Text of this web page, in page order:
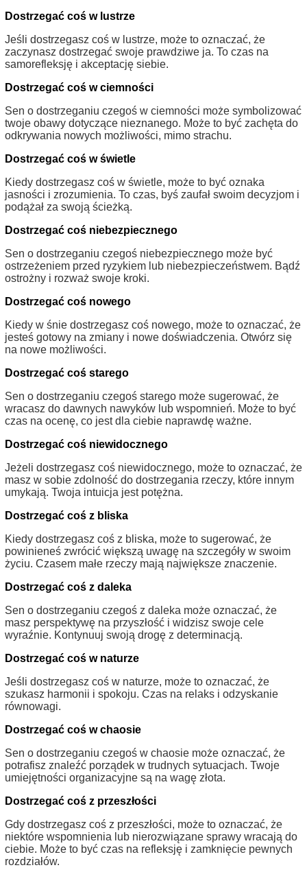
Dostrzegać coś w lustrze
Jeśli dostrzegasz coś w lustrze, może to oznaczać, że
zaczynasz dostrzegać swoje prawdziwe ja. To czas na
samorefleksję i akceptację siebie.
Dostrzegać coś w ciemności
Sen o dostrzeganiu czegoś w ciemności może symbolizować
twoje obawy dotyczące nieznanego. Może to być zachęta do
odkrywania nowych możliwości, mimo strachu.
Dostrzegać coś w świetle
Kiedy dostrzegasz coś w świetle, może to być oznaka
jasności i zrozumienia. To czas, byś zaufał swoim decyzjom i
podążał za swoją ścieżką.
Dostrzegać coś niebezpiecznego
Sen o dostrzeganiu czegoś niebezpiecznego może być
ostrzeżeniem przed ryzykiem lub niebezpieczeństwem. Bądź
ostrożny i rozważ swoje kroki.
Dostrzegać coś nowego
Kiedy w śnie dostrzegasz coś nowego, może to oznaczać, że
jesteś gotowy na zmiany i nowe doświadczenia. Otwórz się
na nowe możliwości.
Dostrzegać coś starego
Sen o dostrzeganiu czegoś starego może sugerować, że
wracasz do dawnych nawyków lub wspomnień. Może to być
czas na ocenę, co jest dla ciebie naprawdę ważne.
Dostrzegać coś niewidocznego
Jeżeli dostrzegasz coś niewidocznego, może to oznaczać, że
masz w sobie zdolność do dostrzegania rzeczy, które innym
umykają. Twoja intuicja jest potężna.
Dostrzegać coś z bliska
Kiedy dostrzegasz coś z bliska, może to sugerować, że
powinieneś zwrócić większą uwagę na szczegóły w swoim
życiu. Czasem małe rzeczy mają największe znaczenie.
Dostrzegać coś z daleka
Sen o dostrzeganiu czegoś z daleka może oznaczać, że
masz perspektywę na przyszłość i widzisz swoje cele
wyraźnie. Kontynuuj swoją drogę z determinacją.
Dostrzegać coś w naturze
Jeśli dostrzegasz coś w naturze, może to oznaczać, że
szukasz harmonii i spokoju. Czas na relaks i odzyskanie
równowagi.
Dostrzegać coś w chaosie
Sen o dostrzeganiu czegoś w chaosie może oznaczać, że
potrafisz znaleźć porządek w trudnych sytuacjach. Twoje
umiejętności organizacyjne są na wagę złota.
Dostrzegać coś z przeszłości
Gdy dostrzegasz coś z przeszłości, może to oznaczać, że
niektóre wspomnienia lub nierozwiązane sprawy wracają do
ciebie. Może to być czas na refleksję i zamknięcie pewnych
rozdziałów.